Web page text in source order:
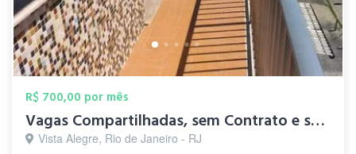
R$ 700,00 por mês
Vagas Compartilhadas, sem Contrato e sem...
Vista Alegre, Rio de Janeiro - RJ